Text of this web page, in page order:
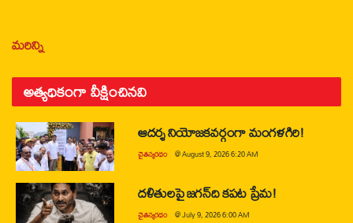
మరిన్ని
అత్యధికంగా వీక్షించినవి
ఆదర్శ నియోజకవర్గంగా మంగళగిరి!
చైతన్యరధం @August 9, 2026 6:20 AM
దళితులపై జగన్‌ది కపట ప్రేమ!
చైతన్యరధం @July 9, 2026 6:00 AM